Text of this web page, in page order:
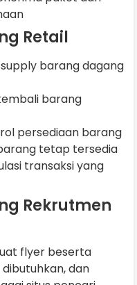
Retail
barang dagang
barang
persediaan barang
tetap tersedia
transaksi yang
Rekrutmen
flyer beserta
dan